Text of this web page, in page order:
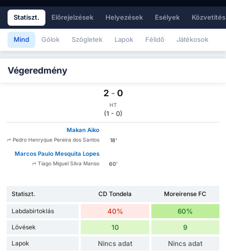
Statiszt. Előrejelzések Helyezések Esélyek
Mind Gólok Szögletek Lapok Félidő Játékosok
Végeredmény
2 - 0
HT
(1 - 0)
Makan Aiko
Pedro Henryque Pereira dos Santos 18'
Marcos Paulo Mesquita Lopes
Tiago Miguel Silva Manso 60'
Statiszt. CD Tondela Moreirense FC
Labdabirtoklás 40% 60%
Lövések 10 9
Lapok Nincs adat Nincs adat